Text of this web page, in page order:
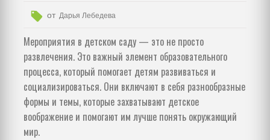
от Дарья Лебедева
Мероприятия в детском саду — это не просто
развлечения. Это важный элемент образовательного
процесса, который помогает детям развиваться и
социализироваться. Они включают в себя разнообразные
формы и темы, которые захватывают детское
воображение и помогают им лучше понять окружающий
мир.